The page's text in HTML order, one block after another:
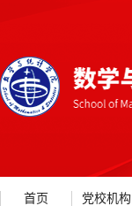
首页 党校机构